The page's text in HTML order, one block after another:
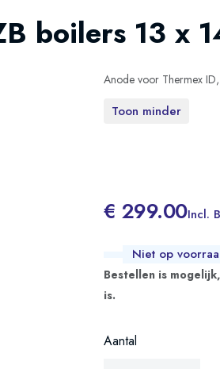
boilers 13 x
Anode voor Thermex
Toon minder
€ 299.00Incl.
Niet op
Bestellen is
is.
Aantal